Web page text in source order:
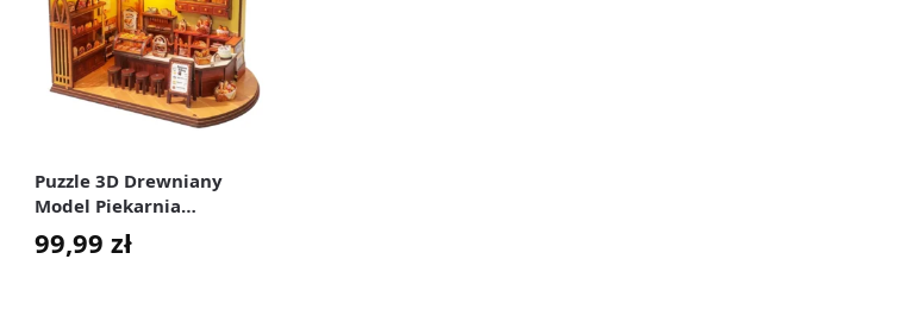
Puzzle 3D Drewniany
Model Piekarnia
Kreatywny Zestaw DIY do
Samodzielnego Montażu
99,99zł